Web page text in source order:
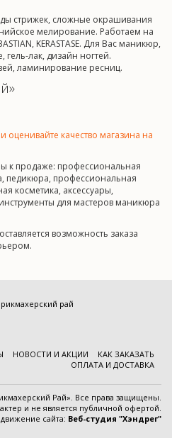
стрижек, сложные окрашивания
мелирование. Работаем на
KERASTASE. Для Вас маникюр,
лак, дизайн ногтей.
ламинирование ресниц.
к продаже: профессиональная
педикюра, профессиональная
косметика, аксессуары,
для мастеров маникюра
возможность заказа
НОВОСТИ И АКЦИИ
КАК ЗАКАЗАТЬ
ОПЛАТА И ДОСТАВКА
Рай». Все права защищены.
и не является публичной офертой.
сайта: Веб-студия "Хэндрег"